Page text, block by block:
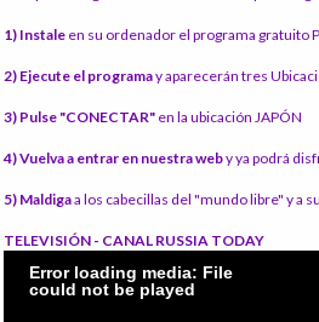
1) Instale en su ordenador el programa gratuito
2) Ejecute el programay aparecerán tres
3) Pulse "CONECTAR" en la ubicación JAPÓN
4) Vuelva a entrar en nuestra weby ya podrá
5) Maldigaa los cabecillas del "mundo libre" y a
TELEVISIÓN - CANAL RUSSIA TODAY